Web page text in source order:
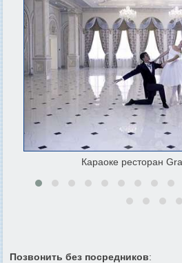
Караоке ресторан
Позвонить без посредников: